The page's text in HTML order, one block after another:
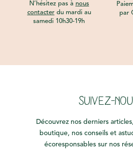
N’hésitez pas à nous
contacterdu mardi au
samedi 10h30-19h
par
SUIVEZ-
Découvrez nos derniers
boutique, nos conseils et
écoresponsables sur nos